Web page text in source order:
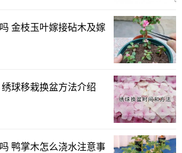
金枝玉叶嫁接砧木及嫁
球移栽换盆方法介绍
鸭掌木怎么浇水注意事